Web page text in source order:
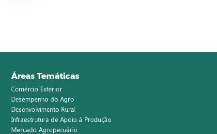
Áreas Temáticas
Comércio Exterior
Desempenho do Agro
Desenvolvimento Rural
Infraestrutura de Apoio à Produção
Mercado Agropecuário